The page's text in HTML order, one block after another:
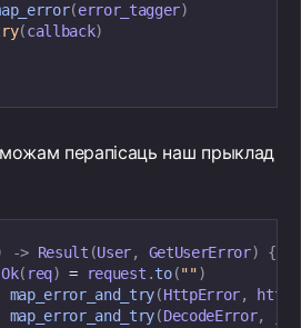
(error_tagger)
(callback)
перапісаць наш прыклад
-> Result (User, GetUserError)
{
Ok( req) = request .to("")
map_error_and_try(HttpError, httpc
map_error_and_try(DecodeError,